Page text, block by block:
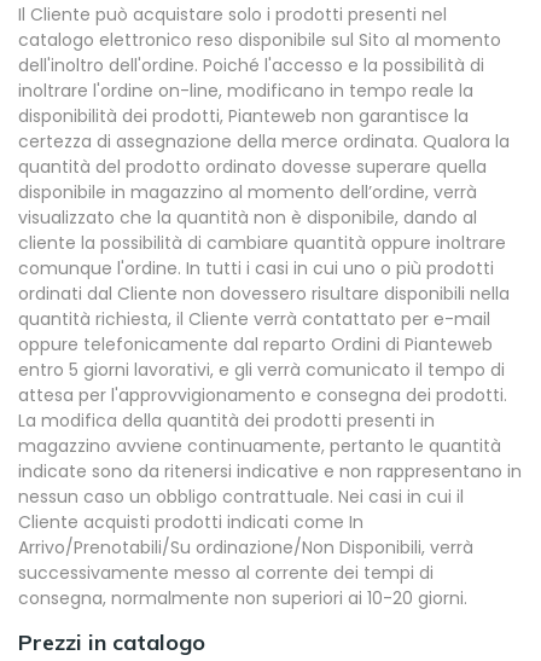
Il Cliente può acquistare solo i prodotti presenti nel
catalogo elettronico reso disponibile sul Sito al momento
dell'inoltro dell'ordine. Poiché l'accesso e la possibilità di
inoltrare l'ordine on-line, modificano in tempo reale la
disponibilità dei prodotti, Pianteweb non garantisce la
certezza di assegnazione della merce ordinata. Qualora la
quantità del prodotto ordinato dovesse superare quella
disponibile in magazzino al momento dell’ordine, verrà
visualizzato che la quantità non è disponibile, dando al
cliente la possibilità di cambiare quantità oppure inoltrare
comunque l'ordine. In tutti i casi in cui uno o più prodotti
ordinati dal Cliente non dovessero risultare disponibili nella
quantità richiesta, il Cliente verrà contattato per e-mail
oppure telefonicamente dal reparto Ordini di Pianteweb
entro 5 giorni lavorativi, e gli verrà comunicato il tempo di
attesa per l'approvvigionamento e consegna dei prodotti.
La modifica della quantità dei prodotti presenti in
magazzino avviene continuamente, pertanto le quantità
indicate sono da ritenersi indicative e non rappresentano in
nessun caso un obbligo contrattuale. Nei casi in cui il
Cliente acquisti prodotti indicati come In
Arrivo/Prenotabili/Su ordinazione/Non Disponibili, verrà
successivamente messo al corrente dei tempi di
consegna, normalmente non superiori ai 10-20 giorni.
Prezzi in catalogo